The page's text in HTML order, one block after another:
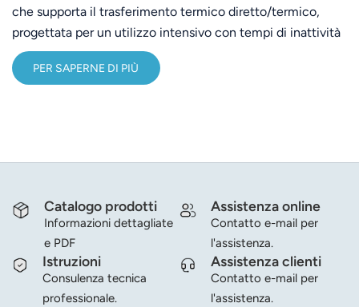
che supporta il trasferimento termico diretto/termico,
progettata per un utilizzo intensivo con tempi di inattività
minimi e prestazioni stabili.Progettata per resistere ad
ambienti industriali difficili, è dotata di una barra di strappo
dei contenuti multimediali, con conseguente risparmio di
tempo e riduzione degli errori.Emulazioni integrate per un
utilizzo immediato.USB standard + Ethernet per una
connettività stabile.Lama opzionale per aumentare
l'efficienza.
PER SAPERNE DI PIÙ
Catalogo prodotti
Informazioni dettagliate
e PDF
Assistenza online
Contatto e-mail per
l'assistenza.
Istruzioni
Consulenza tecnica
professionale.
Assistenza clienti
Contatto e-mail per
l'assistenza.